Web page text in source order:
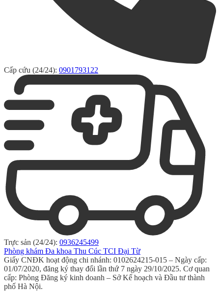
Cấp cứu (24/24): 0901793122
Trực sản (24/24): 0936245499
Phòng khám Đa khoa Thu Cúc TCI Đại Từ
Giấy CNĐK hoạt động chi nhánh: 0102624215-015 – Ngày cấp:
01/07/2020, đăng ký thay đổi lần thứ 7 ngày 29/10/2025. Cơ quan
cấp: Phòng Đăng ký kinh doanh – Sở Kế hoạch và Đầu tư thành
phố Hà Nội.